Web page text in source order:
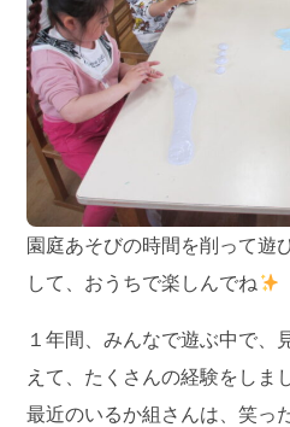
園庭あそびの時間を削って遊
して、おうちで楽しんでね
１年間、みんなで遊ぶ中で、
えて、たくさんの経験をしま
最近のいるか組さんは、笑っ